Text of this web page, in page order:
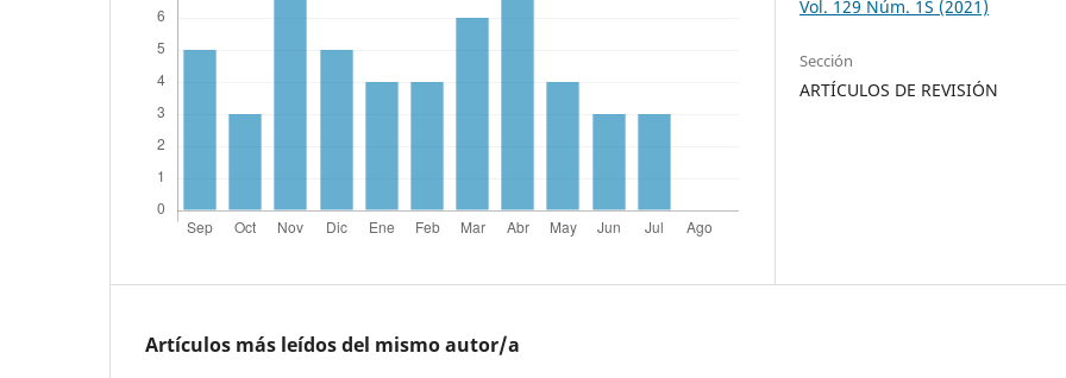
Vol. 129 Núm. 1S (2021)
Sección
ARTÍCULOS DE REVISIÓN
Artículos más leídos del mismo autor/a